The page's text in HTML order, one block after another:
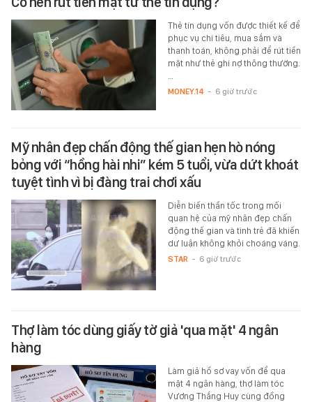
Thẻ tín dụng vốn được thiết kế để
phục vụ chi tiêu, mua sắm và
thanh toán, không phải để rút tiền
mặt như thẻ ghi nợ thông thường.
…
MONEY.14 - 6 giờ trước
Mỹ nhân đẹp chấn động thế gian hẹn hò nóng
bỏng với “hồng hài nhi” kém 5 tuổi, vừa dứt khoát
tuyệt tình vì bị đàng trai chơi xấu
Diễn biến thần tốc trong mối
quan hệ của mỹ nhân đẹp chấn
động thế gian và tình trẻ đã khiến
dư luận không khỏi choáng váng.
STAR - 6 giờ trước
Thợ làm tóc dùng giấy tờ giả 'qua mặt' 4 ngân
hàng
Làm giả hồ sơ vay vốn để qua
mặt 4 ngân hàng, thợ làm tóc
Vương Thắng Huy cùng đồng